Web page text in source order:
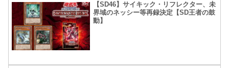
【SD46】サイキック・リフレクター、未
界域のネッシー等再録決定【SD王者の鼓
動】